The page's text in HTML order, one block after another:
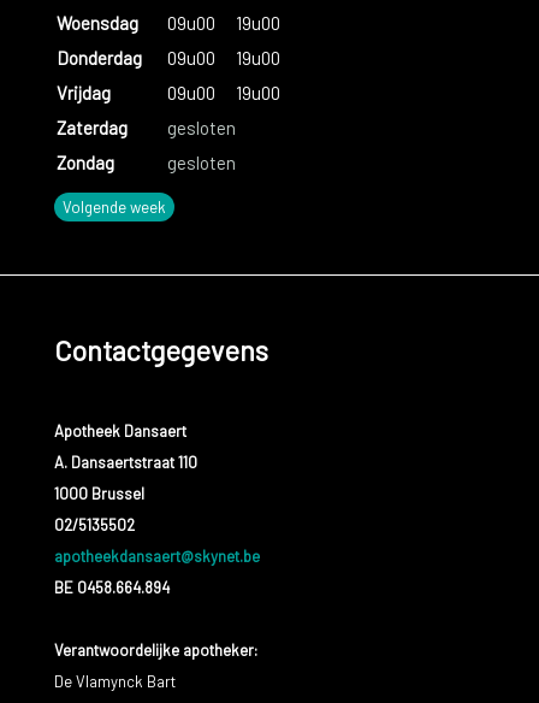
Woensdag
09u00
19u00
Donderdag
09u00
19u00
Vrijdag
09u00
19u00
Zaterdag
gesloten
Zondag
gesloten
Volgende week
Contactgegevens
Apotheek Dansaert
A. Dansaertstraat 110
1000 Brussel
02/5135502
apotheekdansaert@skynet.be
BE 0458.664.894
Verantwoordelijke apotheker:
De Vlamynck Bart